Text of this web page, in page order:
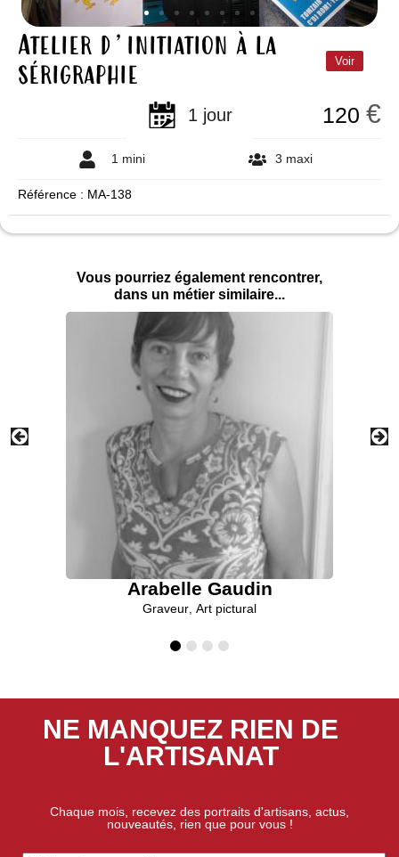
Atelier d’initiation à la
sérigraphie Voir
1 jour 120 €
1 mini 3 maxi
Référence : MA-138
Vous pourriez également rencontrer,
dans un métier similaire...
Arabelle Gaudin
Graveur Art pictural
NE MANQUEZ RIEN DE
L'ARTISANAT
Chaque mois, recevez des portraits d'artisans, actus,
nouveautés, rien que pour vous !